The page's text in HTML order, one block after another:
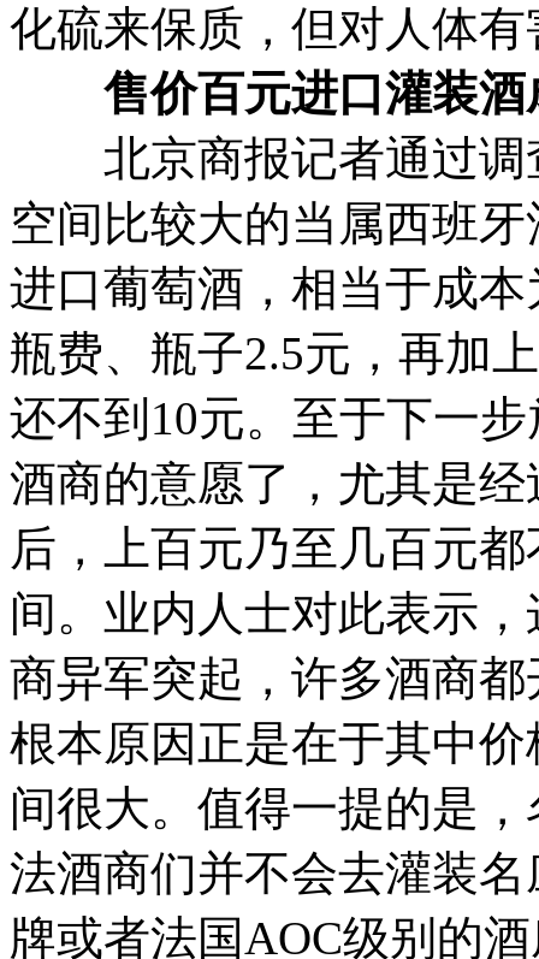
化硫来保质，但对人体有
售价百元进口灌装酒
北京商报记者通过调
空间比较大的当属西班
进口葡萄酒，相当于成
瓶费、瓶子2.5元，再加
还不到10元。至于下一
酒商的意愿了，尤其是
后，上百元乃至几百元
间。业内人士对此表示
商异军突起，许多酒商
根本原因正是在于其中
间很大。值得一提的是
法酒商们并不会去灌装
牌或者法国AOC级别的